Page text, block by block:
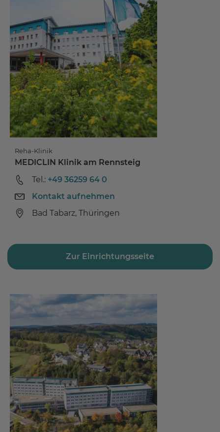
Reha-Klinik
MEDICLIN Klinik am Rennsteig
Tel.: +49 36259 64 0
Kontakt aufnehmen
Bad Tabarz, Thüringen
Zur Einrichtungsseite